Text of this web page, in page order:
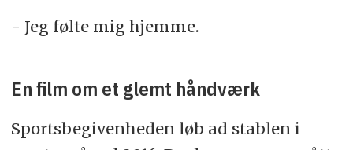
- Jeg følte mig hjemme.
En film om et glemt håndværk
Sportsbegivenheden løb ad stablen i